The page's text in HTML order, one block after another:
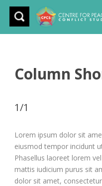
Column
1/1
Lorem ipsum dolor sit
eiusmod tempor incidunt
Phasellus laoreet lorem
mattis iudicium purus sit
dolor sit amet,